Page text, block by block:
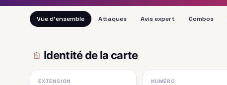
Vue d'ensemble Attaques Avis expert Combos
Identité de la carte
EXTENSION NUMÉRO